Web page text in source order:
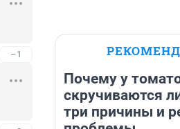
–1
Почему у
скручиваются
три причины и